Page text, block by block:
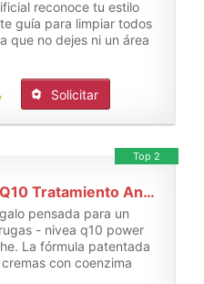
reconoce tu estilo
guía para limpiar todos
que no dejes ni un área
Solicitar
Top 2
NIVEA Pack Q10 Tratamiento Antiarrugas 4 semanas, Caja de regalo mujer
pensada para un
- nivea q10 power
La fórmula patentada
con coenzima